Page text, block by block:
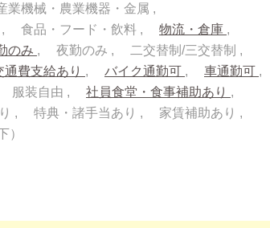
業機械・農業機器・金属
食品・フード・飲料
物流・倉庫
のみ 夜勤のみ
二交替制/三交替制
通費支給あり バイク通勤可
車通勤可
服装自由
社員食堂・食事補助あり
特典・諸手当あり
家賃補助あり
）